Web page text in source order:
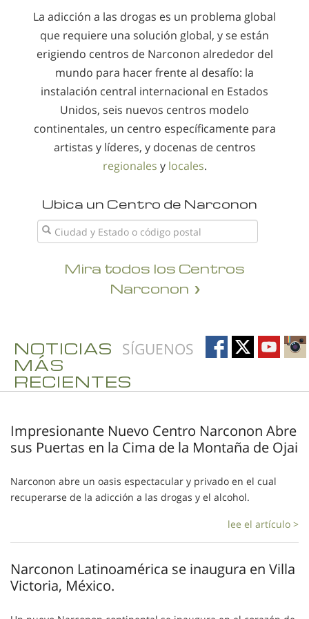
La adicción a las drogas es un problema global
que requiere una solución global, y se están
erigiendo centros de Narconon alrededor del
mundo para hacer frente al desafío: la
instalación central internacional en Estados
Unidos, seis nuevos centros modelo
continentales, un centro específicamente para
artistas y líderes, y docenas de centros
regionales y locales.
Ubica un Centro de Narconon
Mira todos los Centros
Narconon
SÍGUENOS
NOTICIAS
MÁS
RECIENTES
Impresionante Nuevo Centro Narconon Abre
sus Puertas en la Cima de la Montaña de Ojai
Narconon abre un oasis espectacular y privado en el cual
recuperarse de la adicción a las drogas y el alcohol.
lee el artículo >
Narconon Latinoamérica se inaugura en Villa
Victoria, México.